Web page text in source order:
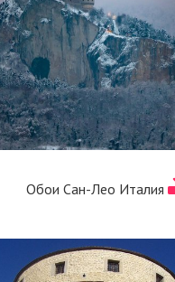
Обои Сан-Лео Италия